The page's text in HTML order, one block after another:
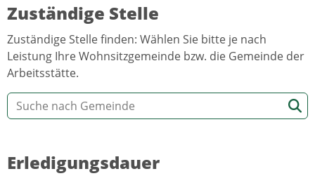
Zuständige Stelle
Zuständige Stelle finden: Wählen Sie bitte je nach
Leistung Ihre Wohnsitzgemeinde bzw. die Gemeinde der
Arbeitsstätte.
Erledigungsdauer